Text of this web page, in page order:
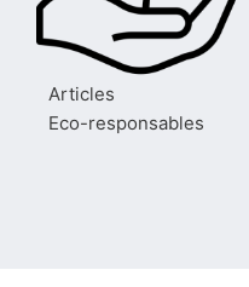
Articles
Eco-responsables